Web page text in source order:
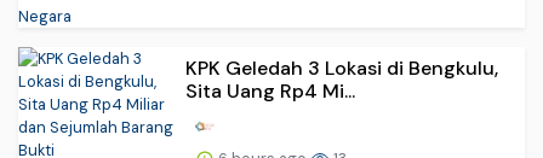
KPK Geledah 3 Lokasi di Bengkulu,
Sita Uang Rp4 Mi...